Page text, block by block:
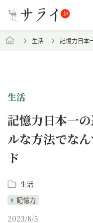
生活 記憶力日本
生活
記憶力日本一
ルな方法でな
ド
生活
記憶力
2023/8/5